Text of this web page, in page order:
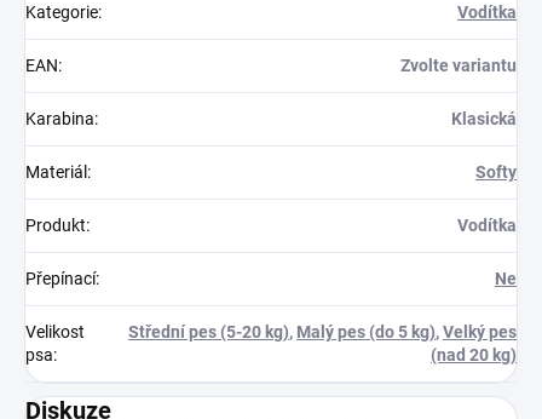
Kategorie: Vodítka
EAN: Zvolte variantu
Karabina: Klasická
Materiál : Softy
Produkt: Vodítka
Přepínací: Ne
Velikost
psa:
Střední pes (5-20 kg), Malý pes (do 5 kg),Velký pes
(nad 20 kg)
Diskuze